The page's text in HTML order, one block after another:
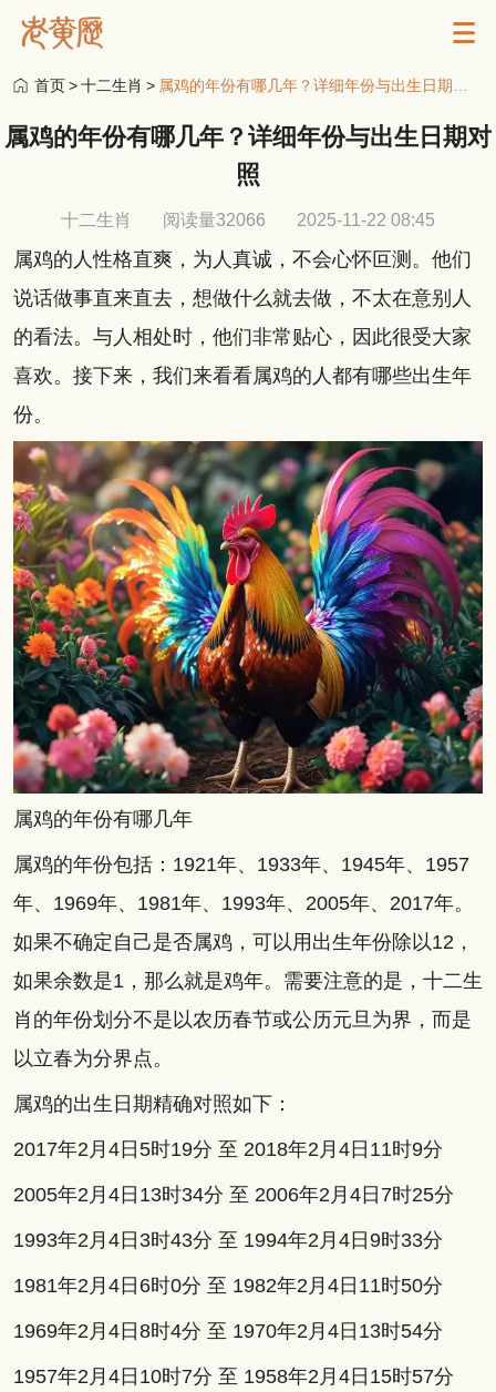
首页>十二生肖 >
属鸡的年份有哪几年？详细年份与出生日期对
照
十二生肖 阅读量32066 2025-11-22 08:45
属鸡的人性格直爽，为人真诚，不会心怀叵测。他们
说话做事直来直去，想做什么就去做，不太在意别人
的看法。与人相处时，他们非常贴心，因此很受大家
喜欢。接下来，我们来看看属鸡的人都有哪些出生年
份。
属鸡的年份有哪几年
属鸡的年份包括：1921年、1933年、1945年、1957
年、1969年、1981年、1993年、2005年、2017年。
如果不确定自己是否属鸡，可以用出生年份除以12，
如果余数是1，那么就是鸡年。需要注意的是，十二生
肖的年份划分不是以农历春节或公历元旦为界，而是
以立春为分界点。
属鸡的出生日期精确对照如下：
2017年2月4日5时19分 至 2018年2月4日11时9分
2005年2月4日13时34分 至 2006年2月4日7时25分
1993年2月4日3时43分 至 1994年2月4日9时33分
1981年2月4日6时0分 至 1982年2月4日11时50分
1969年2月4日8时4分 至 1970年2月4日13时54分
1957年2月4日10时7分 至 1958年2月4日15时57分